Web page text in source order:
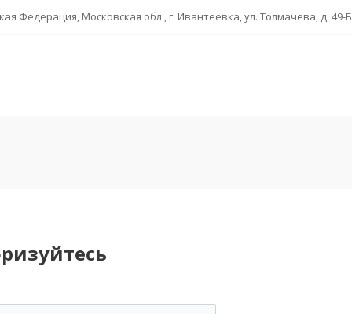
Федерация, Московская обл., г. Ивантеевка, ул. Толмачева, д. 49-Б